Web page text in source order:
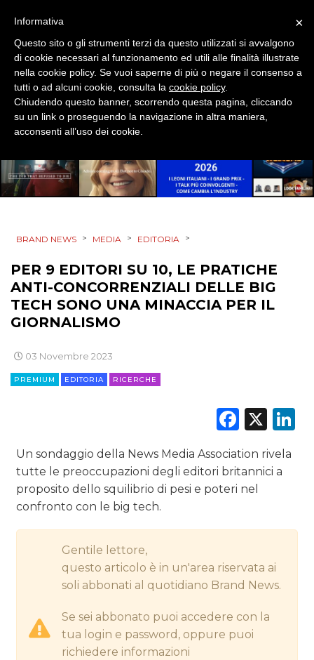
PROMOZIONI
PRODOTTI
PUNTI VENDITA
CSR
STRATEGIE
RADIO / AUDIO
TV
RICERCHE
BRAND NEWS > MEDIA > EDITORIA >
PER 9 EDITORI SU 10, LE PRATICHE
ANTI-CONCORRENZIALI DELLE BIG
TECH SONO UNA MINACCIA PER IL
GIORNALISMO
03 Novembre 2023
PREMIUM EDITORIA RICERCHE
X
Un sondaggio della News Media Association rivela
tutte le preoccupazioni degli editori britannici a
proposito dello squilibrio di pesi e poteri nel
confronto con le big tech.
Gentile lettore,
questo articolo è in un'area riservata ai
soli abbonati al quotidiano Brand News.
Se sei abbonato puoi accedere con la
tua login e password, oppure puoi
richiedere informazioni
×
Informativa
Questo sito o gli strumenti terzi da questo utilizzati si avvalgono
di cookie necessari al funzionamento ed utili alle finalità illustrate
nella cookie policy. Se vuoi saperne di più o negare il consenso a
tutti o ad alcuni cookie, consulta la cookie policy.
Chiudendo questo banner, scorrendo questa pagina, cliccando
su un link o proseguendo la navigazione in altra maniera,
acconsenti all’uso dei cookie.